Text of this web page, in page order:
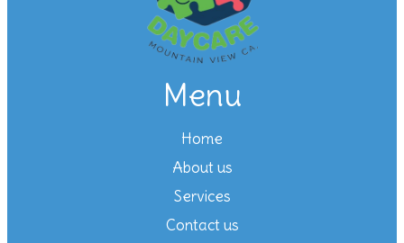
Menu
Home
About us
Services
Contact us